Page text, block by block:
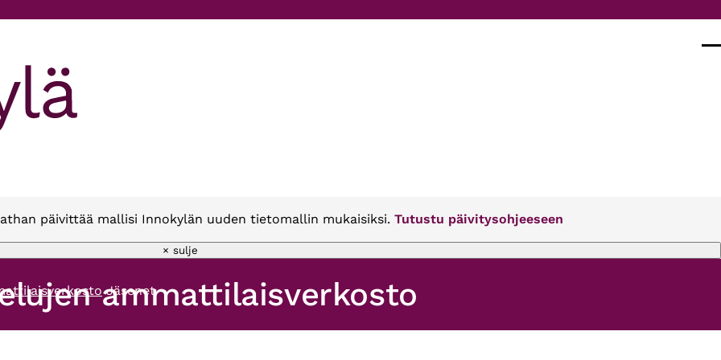
päivittää mallisi Innokylän uuden tietomallin mukaisiksi. Tutustu päivitysohjeeseen
× sulje
Jäsenet
ammattilaisverkosto